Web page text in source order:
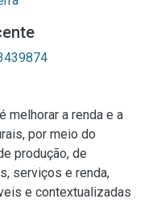
melhorar a renda e a
por meio do
produção, de
serviços e renda,
e contextualizadas